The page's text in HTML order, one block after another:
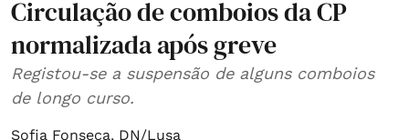
Circulação de comboios da CP
normalizada após greve
Registou-se a suspensão de alguns comboios
de longo curso.
Sofia Fonseca, DN/Lusa